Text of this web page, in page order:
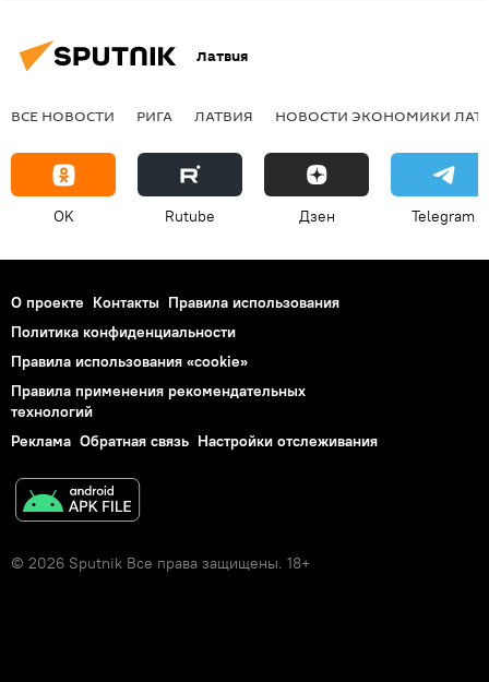
Латвия
ВСЕ НОВОСТИ РИГА ЛАТВИЯ НОВОСТИ ЭКОНОМИКИ
OK Rutube Дзен Telegram
О проекте Контакты Правила использования
Политика конфиденциальности
Правила использования «cookie»
Правила применения рекомендательных
технологий
Реклама Обратная связь Настройки отслеживания
© 2026 Sputnik Все права защищены. 18+